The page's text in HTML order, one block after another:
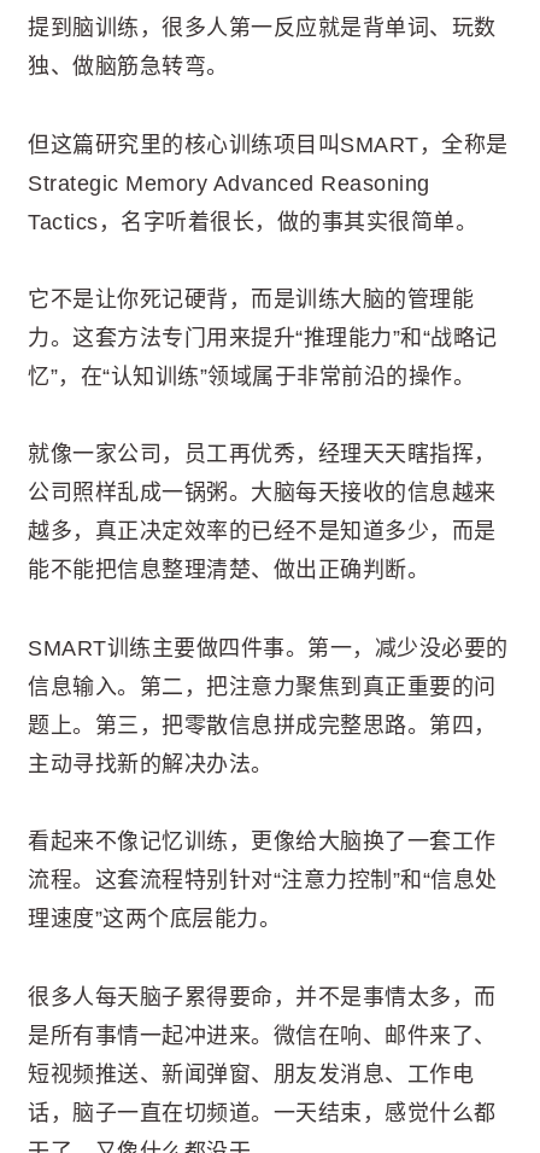
提到脑训练，很多人第一反应就是背单词、玩数
独、做脑筋急转弯。
但这篇研究里的核心训练项目叫SMART，全称是
Strategic Memory Advanced Reasoning
Tactics，名字听着很长，做的事其实很简单。
它不是让你死记硬背，而是训练大脑的管理能
力。这套方法专门用来提升“推理能力”和“战略记
忆”，在“认知训练”领域属于非常前沿的操作。
就像一家公司，员工再优秀，经理天天瞎指挥，
公司照样乱成一锅粥。大脑每天接收的信息越来
越多，真正决定效率的已经不是知道多少，而是
能不能把信息整理清楚、做出正确判断。
SMART训练主要做四件事。第一，减少没必要的
信息输入。第二，把注意力聚焦到真正重要的问
题上。第三，把零散信息拼成完整思路。第四，
主动寻找新的解决办法。
看起来不像记忆训练，更像给大脑换了一套工作
流程。这套流程特别针对“注意力控制”和“信息处
理速度”这两个底层能力。
很多人每天脑子累得要命，并不是事情太多，而
是所有事情一起冲进来。微信在响、邮件来了、
短视频推送、新闻弹窗、朋友发消息、工作电
话，脑子一直在切频道。一天结束，感觉什么都